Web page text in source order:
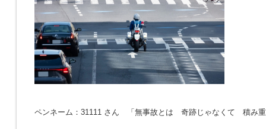
ペンネーム：31111 さん 「無事故とは 奇跡じゃなくて 積み